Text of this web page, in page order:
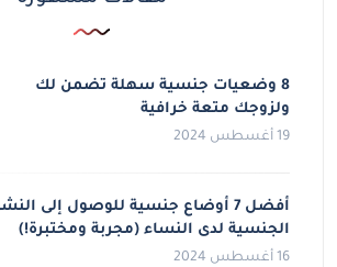
8 وضعيات جنسية سهلة تضمن لك
ولزوجك متعة خرافية
19 أغسطس 2024
أفضل 7 أوضاع جنسية للوصول إلى
الجنسية لدى النساء (مجربة ومختبرة!)
16 أغسطس 2024